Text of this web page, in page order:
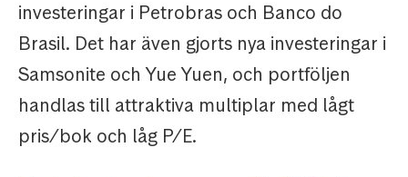
investeringar i Petrobras och Banco do
Brasil. Det har även gjorts nya investeringar i
Samsonite och Yue Yuen, och portföljen
handlas till attraktiva multiplar med lågt
pris/bok och låg P/E.